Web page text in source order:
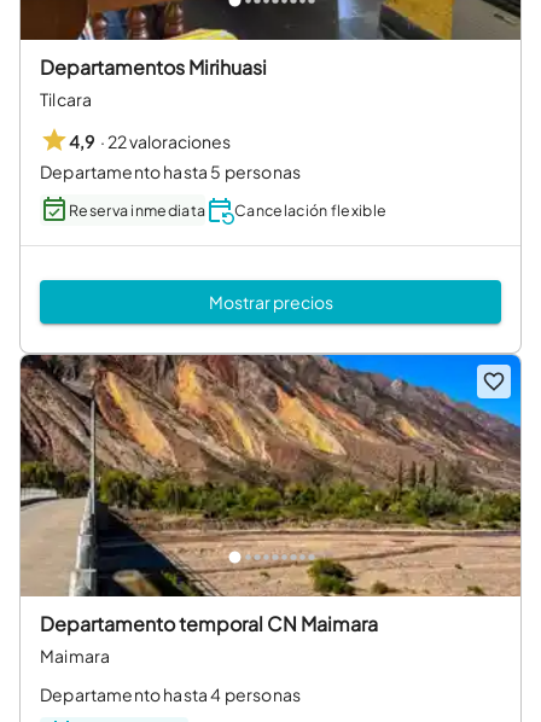
Departamentos Mirihuasi
Tilcara
4,9 · 22 valoraciones
Departamento hasta 5 personas
Reserva inmediata Cancelación flexible
Mostrar precios
Departamento temporal CN Maimara
Maimara
Departamento hasta 4 personas